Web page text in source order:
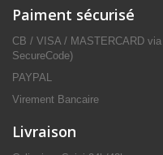
Paiment sécurisé
CB / VISA / MASTERCARD
SecureCode)
PAYPAL
Virement Bancaire
Livraison